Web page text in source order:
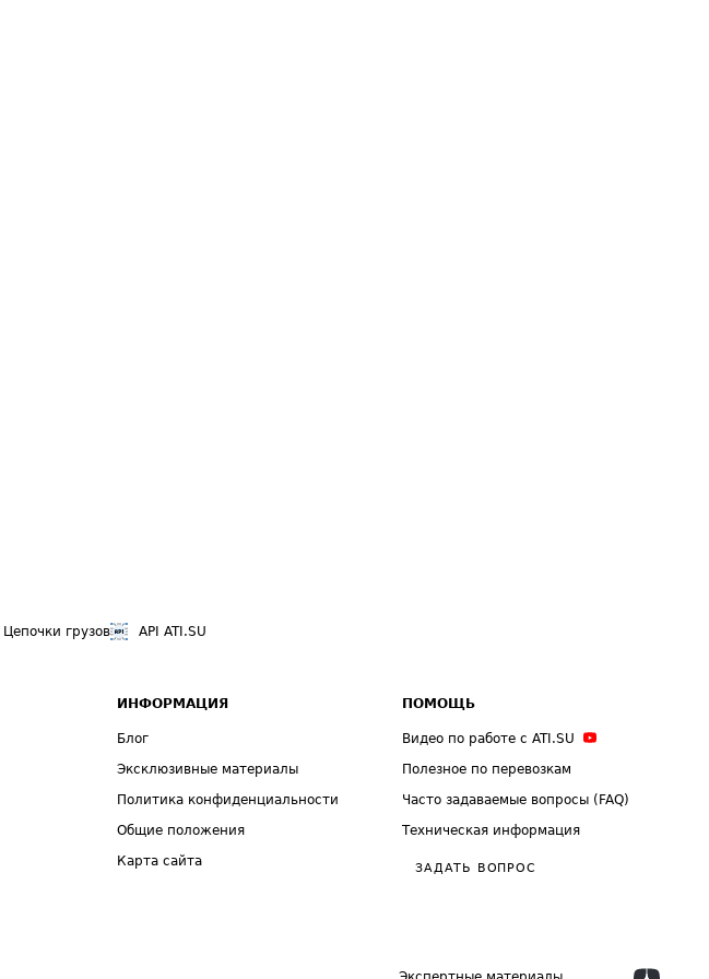
Цепочки грузов API ATI.SU
ИНФОРМАЦИЯ
Блог
Эксклюзивные материалы
Политика конфиденциальности
Общие положения
Карта сайта
ПОМОЩЬ
Видео по работе с ATI.SU
Полезное по перевозкам
Часто задаваемые вопросы (FAQ)
Техническая информация
ЗАДАТЬ ВОПРОС